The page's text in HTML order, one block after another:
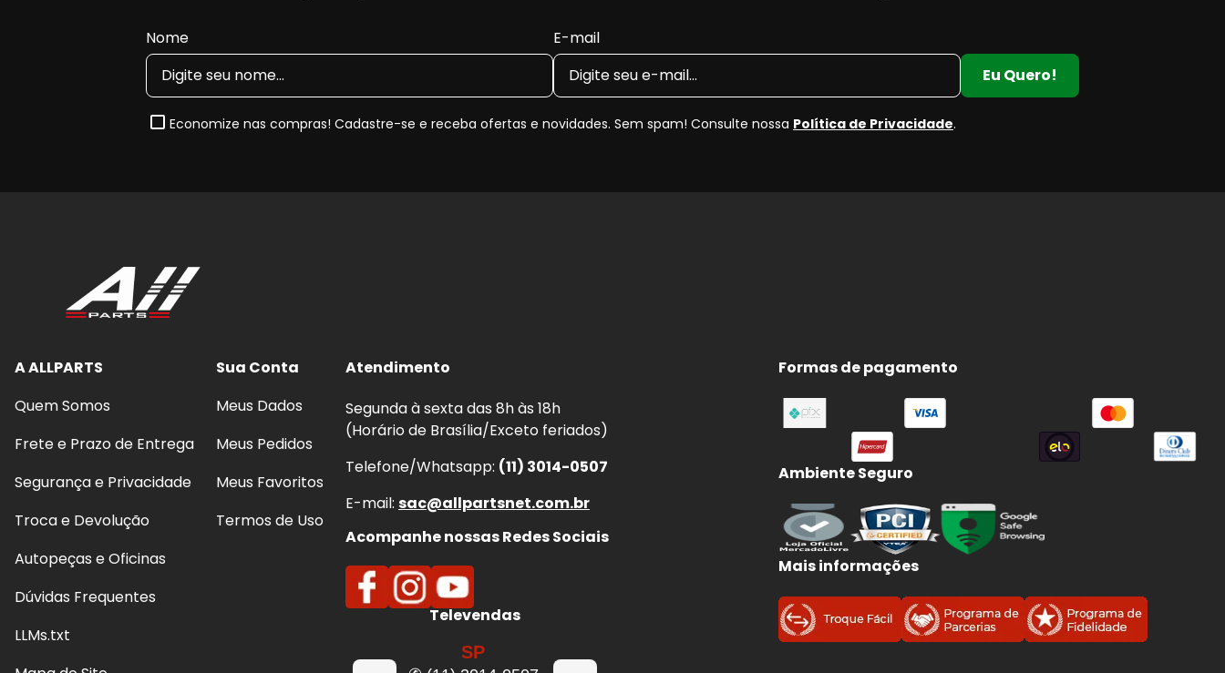
Nome
E-mail
Eu Quero!
Economize nas compras! Cadastre-se e receba ofertas e novidades. Sem spam! Consulte nossa Política de Privacidade.
A ALLPARTS
Quem Somos
Frete e Prazo de Entrega
Segurança e Privacidade
Troca e Devolução
Autopeças e Oficinas
Dúvidas Frequentes
LLMs.txt
Sua Conta
Meus Dados
Meus Pedidos
Meus Favoritos
Termos de Uso
Atendimento
Segunda à sexta das 8h às 18h
(Horário de Brasília/Exceto feriados)
Telefone/Whatsapp: (11) 3014-0507
E-mail: sac@allpartsnet.com.br
Acompanhe nossas Redes Sociais
Televendas
SP
Formas de pagamento
Ambiente Seguro
Mais informações